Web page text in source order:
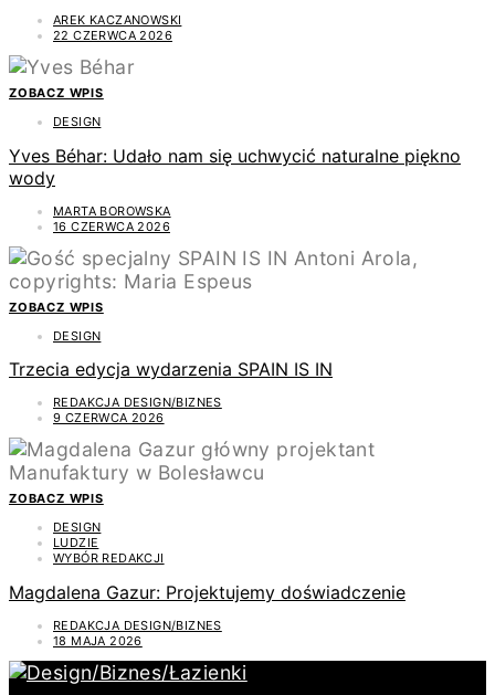
AREK KACZANOWSKI
22 CZERWCA 2026
ZOBACZ WPIS
DESIGN
Yves Béhar: Udało nam się uchwycić naturalne piękno
wody
MARTA BOROWSKA
16 CZERWCA 2026
ZOBACZ WPIS
DESIGN
Trzecia edycja wydarzenia SPAIN IS IN
REDAKCJA DESIGN/BIZNES
9 CZERWCA 2026
ZOBACZ WPIS
DESIGN
LUDZIE
WYBÓR REDAKCJI
Magdalena Gazur: Projektujemy doświadczenie
REDAKCJA DESIGN/BIZNES
18 MAJA 2026